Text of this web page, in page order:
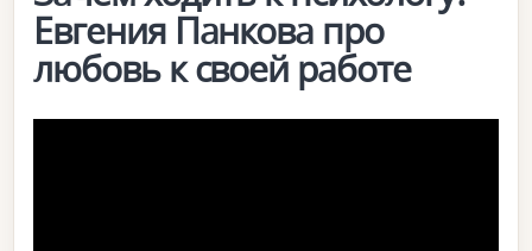
Евгения Панкова про
любовь к своей работе